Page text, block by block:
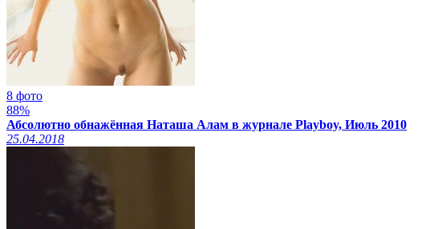
8 фото
88%
Абсолютно обнажённая Наташа Алам в журнале Playboy, Июль 2010
25.04.2018